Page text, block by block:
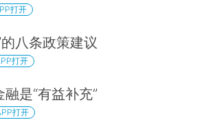
打开
八条政策建议
打开
是“有益补充”
打开